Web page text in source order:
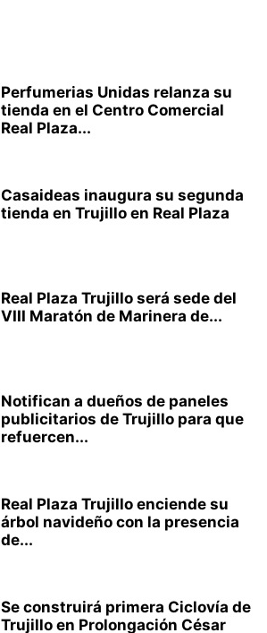
Perfumerias Unidas relanza su
tienda en el Centro Comercial
Real Plaza...
Casaideas inaugura su segunda
tienda en Trujillo en Real Plaza
Real Plaza Trujillo será sede del
VIII Maratón de Marinera de...
Notifican a dueños de paneles
publicitarios de Trujillo para que
refuercen...
Real Plaza Trujillo enciende su
árbol navideño con la presencia
de...
Se construirá primera Ciclovía de
Trujillo en Prolongación César